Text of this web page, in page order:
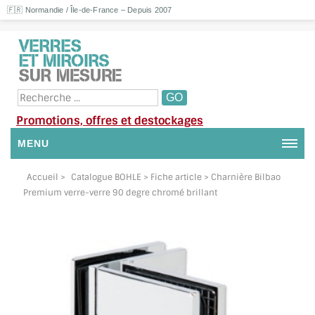
🇫🇷 Normandie / Île-de-France – Depuis 2007
Promotions, offres et destockages
MENU
NOUS CONTACTER
SUIVI DE DEVIS
Accueil > Catalogue BOHLE > Fiche article > Charnière Bilbao
Premium verre-verre 90 degre chromé brillant